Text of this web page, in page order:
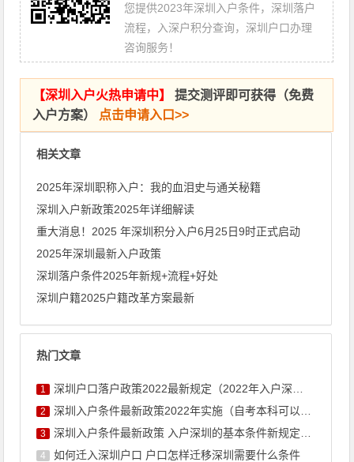
您提供2023年深圳入户条件，深圳落户
流程，入深户积分查询，深圳户口办理
咨询服务！
【深圳入户火热申请中】
提交测评即可获得（免费
入户方案）
点击申请入口>>
相关文章
2025年深圳职称入户：我的血泪史与通关秘籍
深圳入户新政策2025年详细解读
重大消息！2025 年深圳积分入户6月25日9时正式启动
2025年深圳最新入户政策
深圳落户条件2025年新规+流程+好处
深圳户籍2025户籍改革方案最新
热门文章
1 深圳户口落户政策2022最新规定（2022年入户深圳条件新政 ...
2 深圳入户条件最新政策2022年实施（自考本科可以入户深圳吗）
3 深圳入户条件最新政策 入户深圳的基本条件新规定积分
4 如何迁入深圳户口 户口怎样迁移深圳需要什么条件